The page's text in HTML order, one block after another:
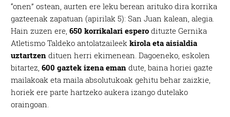
“onen” ostean, aurten ere leku berean arituko dira korrika
gazteenak zapatuan (apirilak 5): San Juan kalean, alegia.
Hain zuzen ere,650 korrikalari espero dituzte Gernika
Atletismo Taldeko antolatzaileek kirola eta aisialdia
uztartzen dituen herri ekimenean. Dagoeneko, eskolen
bitartez,600 gaztek izena emandute, baina horiei gazte
mailakoak eta maila absolutukoak gehitu behar zaizkie,
horiek ere parte hartzeko aukera izango dutelako
oraingoan.